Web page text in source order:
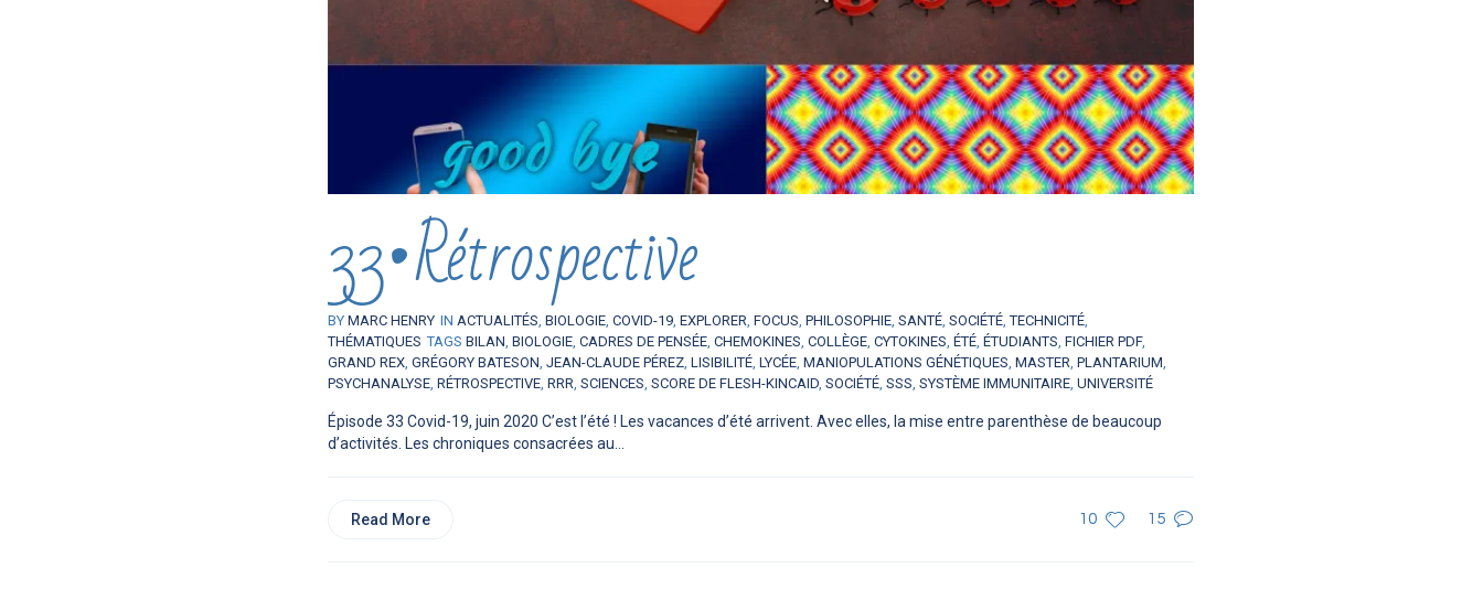
33•Rétrospective
BY MARC HENRY IN ACTUALITÉS, BIOLOGIE, COVID-19, EXPLORER, FOCUS, PHILOSOPHIE, SANTÉ, SOCIÉTÉ,TECHNICITÉ,
THÉMATIQUES TAGS BILAN, BIOLOGIE, CADRES DE PENSÉE, CHEMOKINES, COLLÈGE, CYTOKINES, ÉTÉ, ÉTUDIANTS, FICHIER PDF,
GRAND REX, GRÉGORY BATESON, JEAN-CLAUDE PÉREZ, LISIBILITÉ, LYCÉE, MANIOPULATIONS GÉNÉTIQUES, MASTER, PLANTARIUM,
PSYCHANALYSE, RÉTROSPECTIVE, RRR, SCIENCES, SCORE DE FLESH-KINCAID, SOCIÉTÉ, SSS, SYSTÈME IMMUNITAIRE, UNIVERSITÉ
Épisode 33 Covid-19, juin 2020 C’est l’été ! Les vacances d’été arrivent. Avec elles, la mise entre parenthèse de beaucoup
d’activités. Les chroniques consacrées au...
10 15
Read More